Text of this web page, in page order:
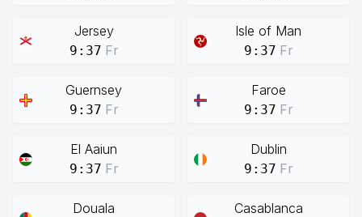
Jersey
9:37 Fr
Isle of Man
9:37 Fr
Guernsey
9:37 Fr
Faroe
9:37 Fr
El Aaiun
9:37 Fr
Dublin
9:37 Fr
Douala Casablanca